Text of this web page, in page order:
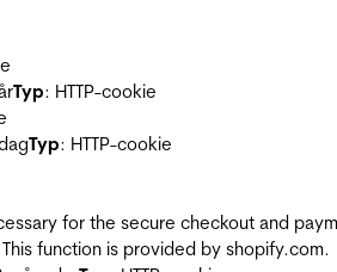
Typ: HTTP-cookie
Typ: HTTP-cookie
for the secure checkout and
function is provided by shopify.com.